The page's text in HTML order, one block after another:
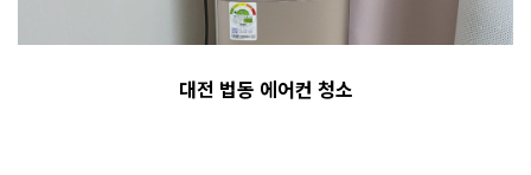
대전 법동 에어컨 청소